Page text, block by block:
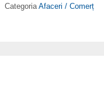
CategoriaAfaceri / Comerț